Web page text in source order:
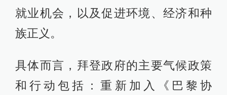
就业机会，以及促进环境、经济和种
族正义。
具体而言，拜登政府的主要气候政策
和行动包括：重新加入《巴黎协